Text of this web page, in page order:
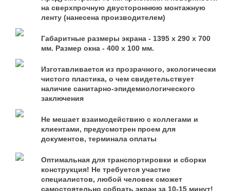
на сверхпрочную двустороннюю монтажную
ленту (нанесена производителем)
Габаритные размеры экрана - 1395 х 290 х 700
мм. Размер окна - 400 х 100 мм.
Изготавливается из прозрачного, экологически
чистого пластика, о чем свидетельствует
наличие санитарно-эпидемиологического
заключения
Не мешает взаимодействию с коллегами и
клиентами, предусмотрен проем для
документов, терминала оплаты
Оптимальная для транспортировки и сборки
конструкция! Не требуется участие
специалистов, любой человек сможет
самостоятельно собрать экран за 10-15 минут!